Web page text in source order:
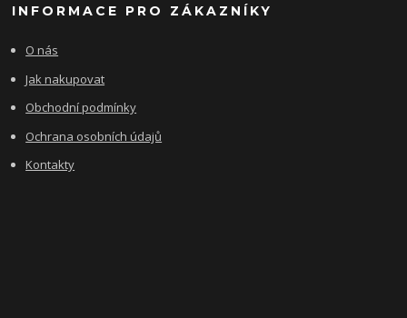
INFORMACE PRO ZÁKAZNÍKY
O nás
Jak nakupovat
Obchodní podmínky
Ochrana osobních údajů
Kontakty